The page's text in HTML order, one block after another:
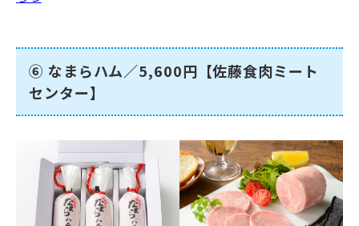
⑥ なまらハム／5,600円【佐藤食肉ミート
センター】